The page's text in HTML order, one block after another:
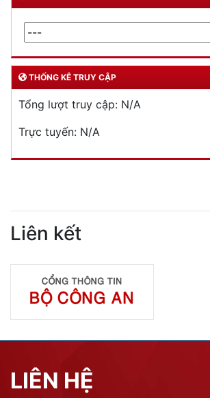
THỐNG KÊ TRUY CẬP
Tổng lượt truy cập: N/A
Trực tuyến: N/A
Liên kết
LIÊN HỆ